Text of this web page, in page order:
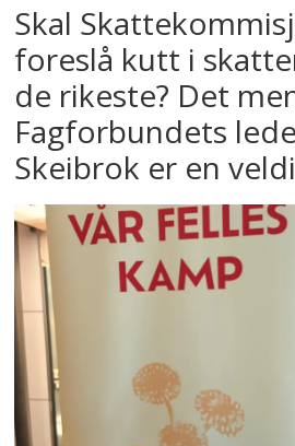
Skal
foreslå kutt i
de rikeste? Det
Fagforbundets
Skeibrok er en